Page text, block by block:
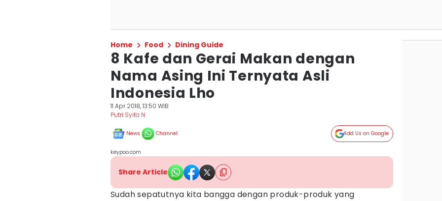
Home Food Dining Guide
8 Kafe dan Gerai Makan dengan
Nama Asing Ini Ternyata Asli
Indonesia Lho
11 Apr 2018, 13:50 WIB
Putri Syifa N
News Channel Add Us on Google
keypoo.com
Share Article
Sudah sepatutnya kita bangga dengan produk-produk yang